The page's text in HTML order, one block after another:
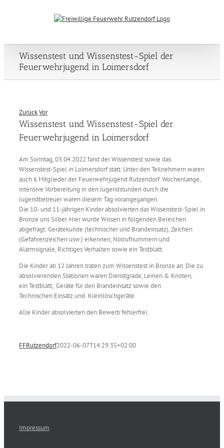
Wissenstest und Wissenstest-Spiel der
Feuerwehrjugend in Loimersdorf
ZurückVor
Wissenstest und Wissenstest-Spiel der
Feuerwehrjugend in Loimersdorf
Am Sonntag, 03.04.2022 fand der Wissenstest sowie das
Wissenstest-Spiel in Loimersdorf statt. Unter den Teilnehmern waren
auch 6 Mitglieder der Feuerwehrjugend Rutzendorf. Wochenlange,
intensive Vorbereitung in den Jugendstunden durch die
Jugendbetreuer waren diesem Tag vorangegangen.
Die 10- und 11-jährigen Kinder absolvierten das Wissenstest-Spiel in
Bronze uns Silber. Hier wurde Wissen in folgenden Bereichen
abgefragt: Gerätekunde (technischer und Brandeinsatz), Zeichen
(Gefahrenzeichen usw.) erkennen, Notrufnummern und
Alarmsignale, Richtiges Verhalten sowie ein Testblatt.
Die Kinder ab 12 Jahren traten zum Wissenstest in Bronze an. Die zu
absolvierenden Stationen waren Dienstgrade, Leinen & Knoten,
ein Testblatt, Geräte für den Brandeinsatz sowie den
Technischen Einsatz und Kleinlöschgeräte.
Alle Kinder absolvierten den Bewerb fehlerfrei.
FFRutzendorf2022-06-07T14:29:35+02:00
Impressum